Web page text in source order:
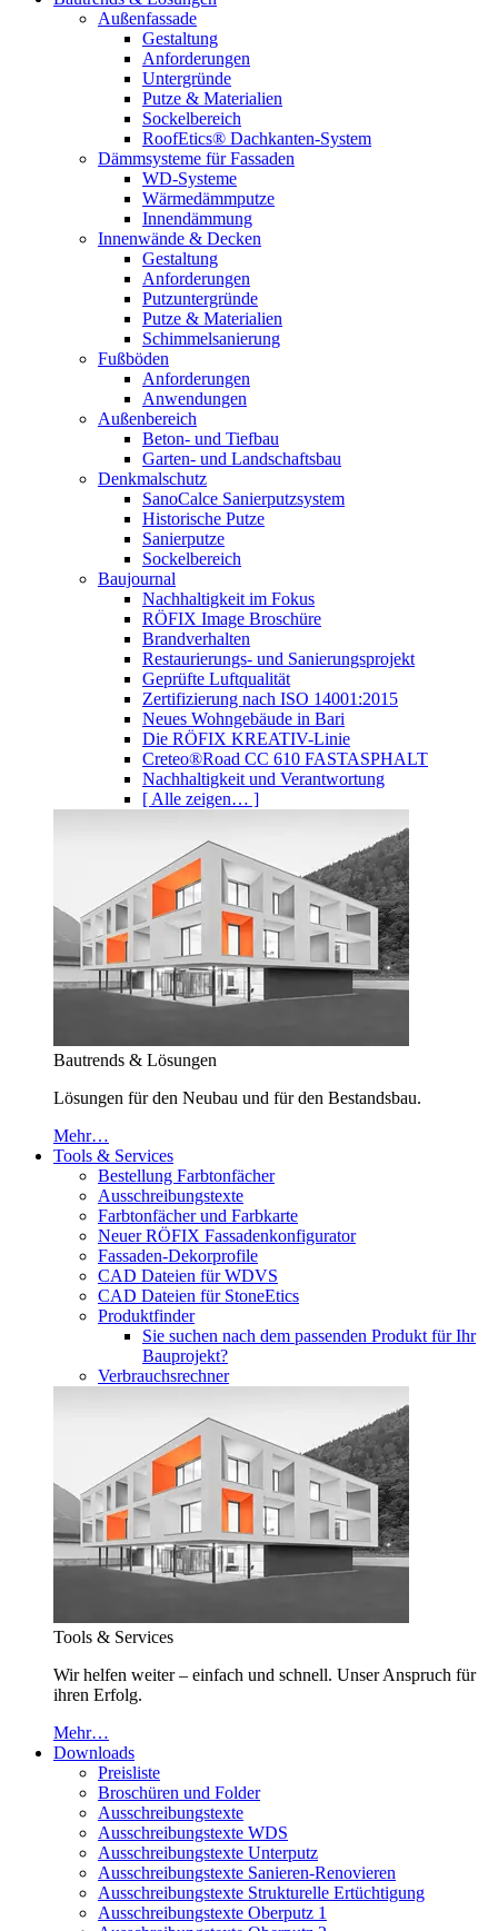
Außenfassade
Gestaltung
Anforderungen
Untergründe
Putze & Materialien
Sockelbereich
RoofEtics® Dachkanten-System
Dämmsysteme für Fassaden
WD-Systeme
Wärmedämmputze
Innendämmung
Innenwände & Decken
Gestaltung
Anforderungen
Putzuntergründe
Putze & Materialien
Schimmelsanierung
Fußböden
Anforderungen
Anwendungen
Außenbereich
Beton- und Tiefbau
Garten- und Landschaftsbau
Denkmalschutz
SanoCalce Sanierputzsystem
Historische Putze
Sanierputze
Sockelbereich
Baujournal
Nachhaltigkeit im Fokus
RÖFIX Image Broschüre
Brandverhalten
Restaurierungs- und Sanierungsprojekt
Geprüfte Luftqualität
Zertifizierung nach ISO 14001:2015
Neues Wohngebäude in Bari
Die RÖFIX KREATIV-Linie
Creteo®Road CC 610 FASTASPHALT
Nachhaltigkeit und Verantwortung
[ Alle zeigen… ]
Bautrends & Lösungen
Lösungen für den Neubau und für den Bestandsbau.
Mehr…
Tools & Services
Bestellung Farbtonfächer
Ausschreibungstexte
Farbtonfächer und Farbkarte
Neuer RÖFIX Fassadenkonfigurator
Fassaden-Dekorprofile
CAD Dateien für WDVS
CAD Dateien für StoneEtics
Produktfinder
Sie suchen nach dem passenden Produkt für Ihr
Bauprojekt?
Verbrauchsrechner
Tools & Services
Wir helfen weiter – einfach und schnell. Unser Anspruch für
ihren Erfolg.
Mehr…
Downloads
Preisliste
Broschüren und Folder
Ausschreibungstexte
Ausschreibungstexte WDS
Ausschreibungstexte Unterputz
Ausschreibungstexte Sanieren-Renovieren
Ausschreibungstexte Strukturelle Ertüchtigung
Ausschreibungstexte Oberputz 1